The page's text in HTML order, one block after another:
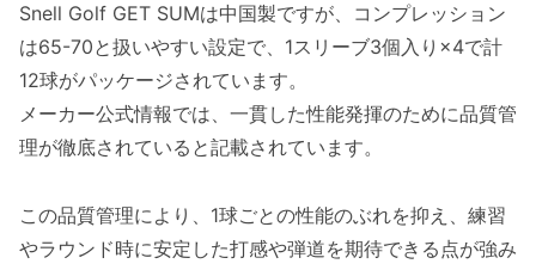
Snell Golf GET SUMは中国製ですが、コンプレッション
は65-70と扱いやすい設定で、1スリーブ3個入り×4で計
12球がパッケージされています。
メーカー公式情報では、一貫した性能発揮のために品質管
理が徹底されていると記載されています。
この品質管理により、1球ごとの性能のぶれを抑え、練習
やラウンド時に安定した打感や弾道を期待できる点が強み